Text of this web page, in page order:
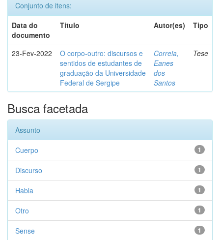
Conjunto de itens:
Data do
documento
Título Autor(es) Tipo
23-Fev-2022
O corpo-outro: discursos e
sentidos de estudantes de
graduação da Universidade
Federal de Sergipe
Correia,
Eanes
dos
Santos
Tese
Busca facetada
Assunto
1
Cuerpo
1
Discurso
1
Habla
1
Otro
1
Sense